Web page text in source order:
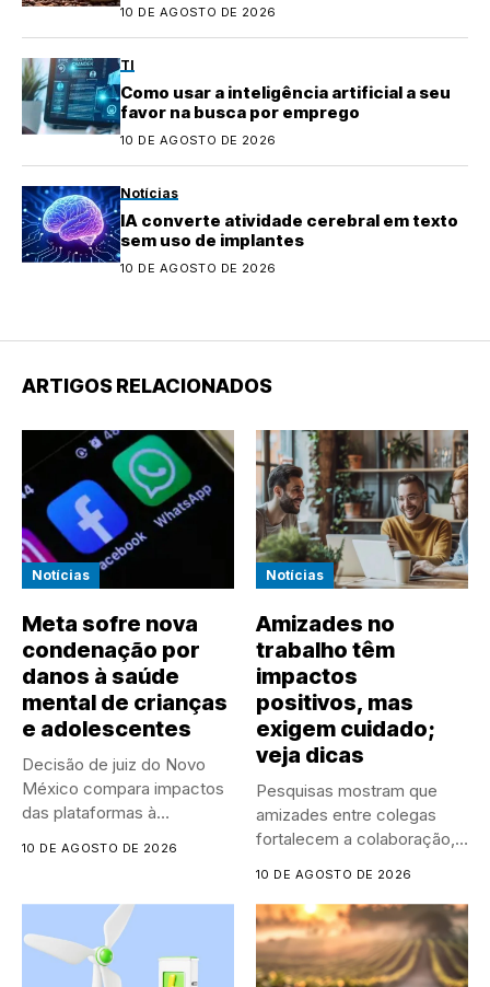
10 DE AGOSTO DE 2026
TI
Como usar a inteligência artificial a seu
favor na busca por emprego
10 DE AGOSTO DE 2026
Notícias
IA converte atividade cerebral em texto
sem uso de implantes
10 DE AGOSTO DE 2026
ARTIGOS RELACIONADOS
Notícias
Meta sofre nova
condenação por
danos à saúde
mental de crianças
e adolescentes
Decisão de juiz do Novo
México compara impactos
das plataformas à
10 DE AGOSTO DE 2026
Notícias
Amizades no
trabalho têm
impactos
positivos, mas
exigem cuidado;
veja dicas
Pesquisas mostram que
amizades entre colegas
fortalecem a colaboração,
10 DE AGOSTO DE 2026